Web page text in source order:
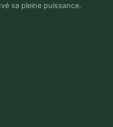
sa pleine puissance.